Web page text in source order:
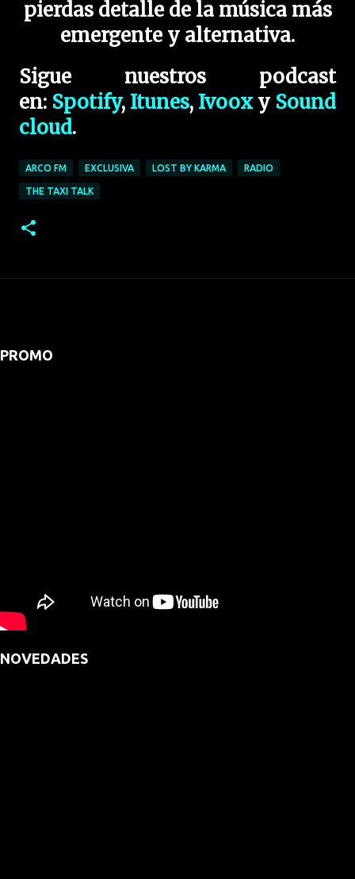
pierdas detalle de la música más
emergente y alternativa.
Sigue nuestros podcast
en: Spotify, Itunes, Ivoox y Sound
cloud.
ARCO FM EXCLUSIVA LOST BY KARMA RADIO
THE TAXI TALK
PROMO
NOVEDADES